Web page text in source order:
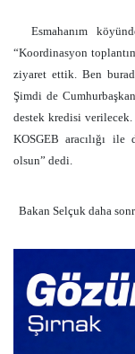
Esmahanım
“Koordinasyon
ziyaret ettik. Ben
Şimdi de
destek kredisi verilecek.
KOSGEB aracılığı ile
olsun” dedi.
Bakan Selçuk daha